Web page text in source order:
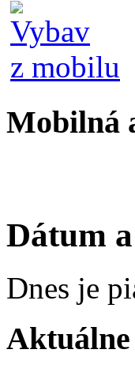
Mobilná
Dátum
Dnes je
Aktuálne